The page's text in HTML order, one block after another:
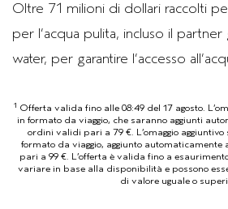
Oltre 71 milioni di dollari raccolti
per l’acqua pulita, incluso il
water, per garantire l’accesso
1 Offerta valida fino alle 08:49 del 17 agosto.
in formato da viaggio, che saranno aggiunti
ordini validi pari a 79 €. L’omaggio
formato da viaggio, aggiunto
pari a 99 €. L’offerta è valida fino a
variare in base alla disponibilità e possono
di valore uguale o